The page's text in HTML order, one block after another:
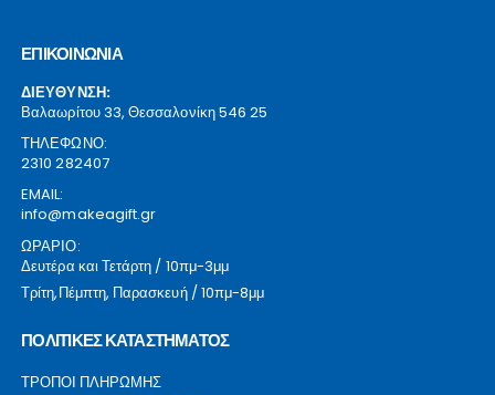
ΕΠΙΚΟΙΝΩΝΙΑ
ΔΙΕΥΘΥΝΣΗ:
Βαλαωρίτου 33, Θεσσαλονίκη 546 25
ΤΗΛΕΦΩΝΟ:
2310 282407
EMAIL:
info@makeagift.gr
ΩΡΑΡΙΟ:
Δευτέρα και Τετάρτη / 10πμ-3μμ
Τρίτη,Πέμπτη, Παρασκευή / 10πμ-8μμ
ΠΟΛΙΤΙΚΕΣ ΚΑΤΑΣΤΗΜΑΤΟΣ
ΤΡΟΠΟΙ ΠΛΗΡΩΜΗΣ